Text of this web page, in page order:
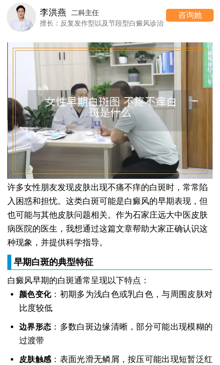
李洪燕
二科主任
擅长：反复发作型以及节段型白癜风诊治
咨询她
许多女性朋友发现皮肤出现不痛不痒的白斑时，常常陷
入困惑和担忧。这类白斑可能是白癜风的早期表现，但
也可能与其他皮肤问题相关。作为石家庄远大中医皮肤
病医院的医生，我想通过这篇文章帮助大家正确认识这
种现象，并提供科学指导。
早期白斑的典型特征
白癜风早期的白斑通常呈现以下特点：
颜色变化：初期多为浅白色或乳白色，与周围皮肤对
比度较低
边界形态 ：多数白斑边缘清晰，部分可能出现模糊的
过渡带
皮肤触感：表面光滑无鳞屑，按压可能出现短暂泛红